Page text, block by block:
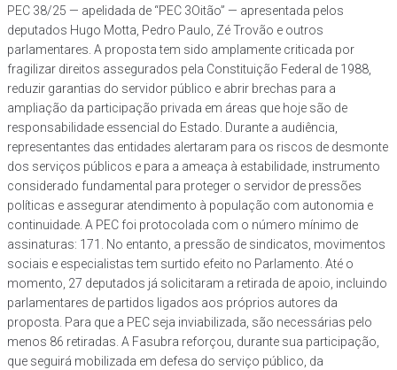
PEC 38/25 — apelidada de “PEC 3Oitão” — apresentada pelos
deputados Hugo Motta, Pedro Paulo, Zé Trovão e outros
parlamentares. A proposta tem sido amplamente criticada por
fragilizar direitos assegurados pela Constituição Federal de 1988,
reduzir garantias do servidor público e abrir brechas para a
ampliação da participação privada em áreas que hoje são de
responsabilidade essencial do Estado. Durante a audiência,
representantes das entidades alertaram para os riscos de desmonte
dos serviços públicos e para a ameaça à estabilidade, instrumento
considerado fundamental para proteger o servidor de pressões
políticas e assegurar atendimento à população com autonomia e
continuidade. A PEC foi protocolada com o número mínimo de
assinaturas: 171. No entanto, a pressão de sindicatos, movimentos
sociais e especialistas tem surtido efeito no Parlamento. Até o
momento, 27 deputados já solicitaram a retirada de apoio, incluindo
parlamentares de partidos ligados aos próprios autores da
proposta. Para que a PEC seja inviabilizada, são necessárias pelo
menos 86 retiradas. A Fasubra reforçou, durante sua participação,
que seguirá mobilizada em defesa do serviço público, da